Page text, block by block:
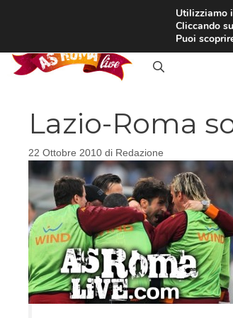
RASSEGNA
Lazio-Roma
22 Ottobre 2010 di Redazione
Utilizziamo
Cliccando
Puoi